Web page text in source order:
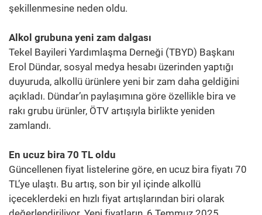
şekillenmesine neden oldu.
Alkol grubuna yeni zam dalgası
Tekel Bayileri Yardımlaşma Derneği (TBYD) Başkanı
Erol Dündar, sosyal medya hesabı üzerinden yaptığı
duyuruda, alkollü ürünlere yeni bir zam daha geldiğini
açıkladı. Dündar’ın paylaşımına göre özellikle bira ve
rakı grubu ürünler, ÖTV artışıyla birlikte yeniden
zamlandı.
En ucuz bira 70 TL oldu
Güncellenen fiyat listelerine göre, en ucuz bira fiyatı 70
TL’ye ulaştı. Bu artış, son bir yıl içinde alkollü
içeceklerdeki en hızlı fiyat artışlarından biri olarak